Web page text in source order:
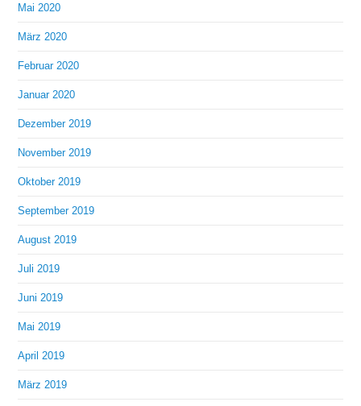
Mai 2020
März 2020
Februar 2020
Januar 2020
Dezember 2019
November 2019
Oktober 2019
September 2019
August 2019
Juli 2019
Juni 2019
Mai 2019
April 2019
März 2019